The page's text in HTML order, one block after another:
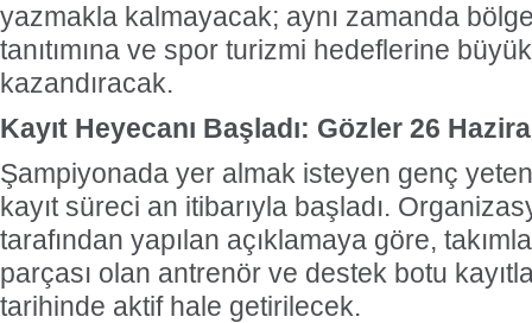
yazmakla kalmayacak; aynı zamanda
tanıtımına ve spor turizmi hedeflerine
kazandıracak.
Kayıt Heyecanı Başladı: Gözler 26
Şampiyonada yer almak isteyen genç
kayıt süreci an itibarıyla başladı.
tarafından yapılan açıklamaya göre,
parçası olan antrenör ve destek botu
tarihinde aktif hale getirilecek.